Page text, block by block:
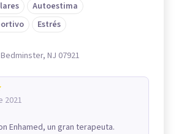
Autoestima
Estrés
NJ 07921
2021
Enhamed, un gran terapeuta.